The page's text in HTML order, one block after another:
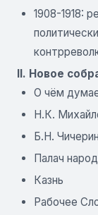
1908-1918:
II. Новое
О чём
Н.К.
Б.Н. Чичерин
Палач
Казнь
Рабочее